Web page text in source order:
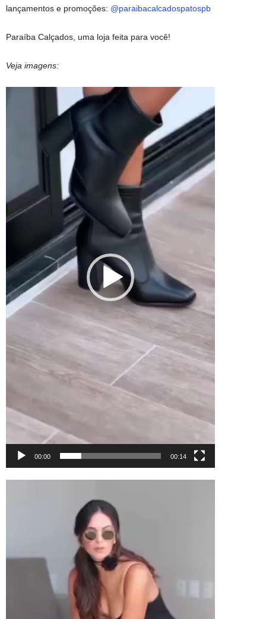
lançamentos e promoções: @paraibacalcadospatospb
Paraíba Calçados, uma loja feita para você!
Veja imagens:
00:00 00:14